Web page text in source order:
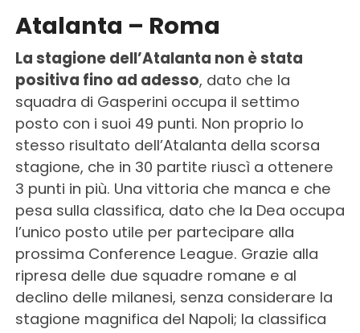
Atalanta – Roma
La stagione dell’Atalanta non è stata
positiva fino ad adesso, dato che la
squadra di Gasperini occupa il settimo
posto con i suoi 49 punti. Non proprio lo
stesso risultato dell’Atalanta della scorsa
stagione, che in 30 partite riuscì a ottenere
3 punti in più. Una vittoria che manca e che
pesa sulla classifica, dato che la Dea occupa
l’unico posto utile per partecipare alla
prossima Conference League. Grazie alla
ripresa delle due squadre romane e al
declino delle milanesi, senza considerare la
stagione magnifica del Napoli; la classifica